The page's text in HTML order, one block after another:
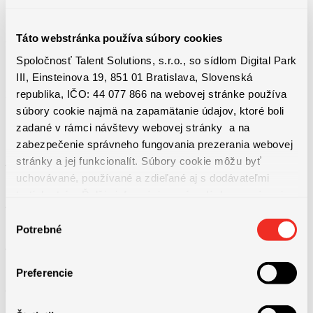
Táto webstránka používa súbory cookies
Spoločnosť Talent Solutions, s.r.o., so sídlom Digital Park
III, Einsteinova 19, 851 01 Bratislava, Slovenská
republika, IČO: 44 077 866 na webovej stránke používa
súbory cookie najmä na zapamätanie údajov, ktoré boli
zadané v rámci návštevy webovej stránky a na
zabezpečenie správneho fungovania prezerania webovej
stránky a jej funkcionalít. Súbory cookie môžu byť
uchovávané, používané a zdieľané aj s dodávateľmi
osobných údajov
súhlasu
Potrebné
Preferencie
Benefity práce
– dvojmesačný rozvojový program